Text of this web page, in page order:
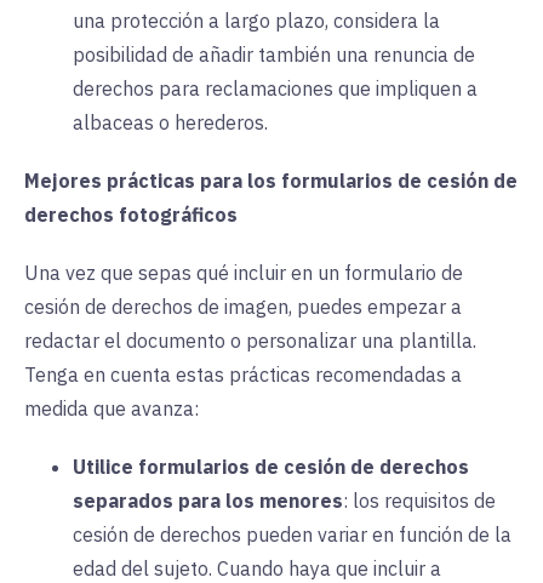
una protección a largo plazo, considera la
posibilidad de añadir también una renuncia de
derechos para reclamaciones que impliquen a
albaceas o herederos.
Mejores prácticas para los formularios de cesión de
derechos fotográficos
Una vez que sepas qué incluir en un formulario de
cesión de derechos de imagen, puedes empezar a
redactar el documento o personalizar una plantilla.
Tenga en cuenta estas prácticas recomendadas a
medida que avanza:
Utilice formularios de cesión de derechos
separados para los menores: los requisitos de
cesión de derechos pueden variar en función de la
edad del sujeto. Cuando haya que incluir a